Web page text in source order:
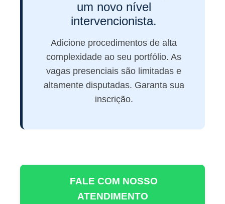
um novo nível
intervencionista.
Adicione procedimentos de alta
complexidade ao seu portfólio. As
vagas presenciais são limitadas e
altamente disputadas. Garanta sua
inscrição.
FALE COM NOSSO
ATENDIMENTO